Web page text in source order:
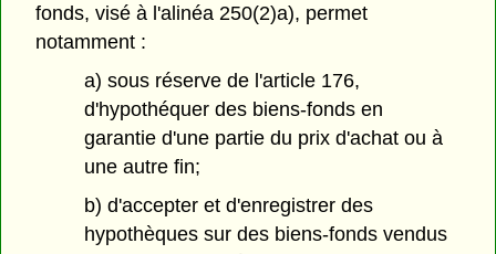
fonds, visé à l'alinéa 250(2)a), permet
notamment :
a) sous réserve de l'article 176,
d'hypothéquer des biens-fonds en
garantie d'une partie du prix d'achat ou à
une autre fin;
b) d'accepter et d'enregistrer des
hypothèques sur des biens-fonds vendus